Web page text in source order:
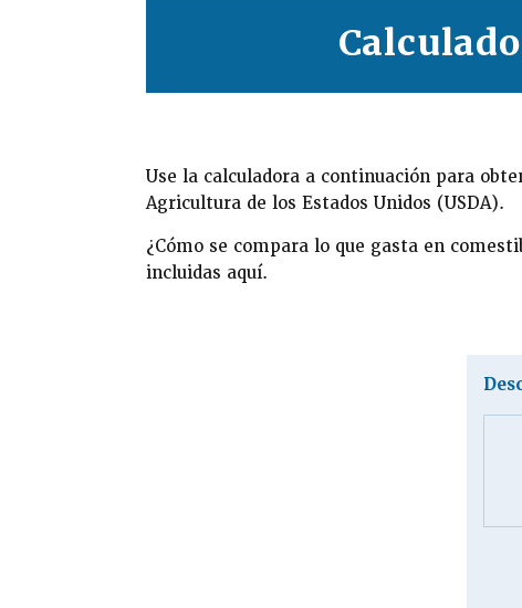
Use la calculadora a continuación para
Agricultura de los Estados Unidos (USDA).
¿Cómo se compara lo que gasta en
incluidas aquí.